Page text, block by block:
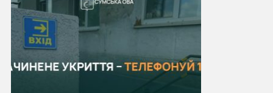
17:24, 14.07.2026